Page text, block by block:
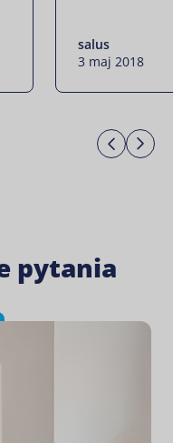
salus
3 maj 2018
pytania